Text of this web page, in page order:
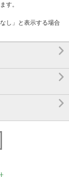
す。
し」と表示する場合


